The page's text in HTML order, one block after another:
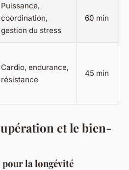
Puissance,
coordination,
gestion du stress
60 min
Cardio, endurance,
résistance
45 min
et le bien-
pour la longévité